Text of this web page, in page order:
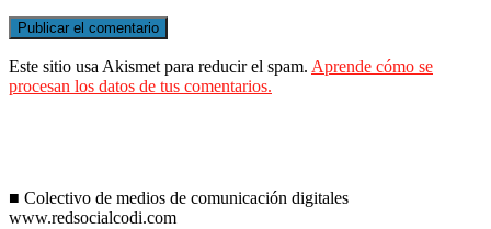
Este sitio usa Akismet para reducir el spam. Aprende cómo se
procesan los datos de tus comentarios.
■ Colectivo de medios de comunicación digitales
www.redsocialcodi.com